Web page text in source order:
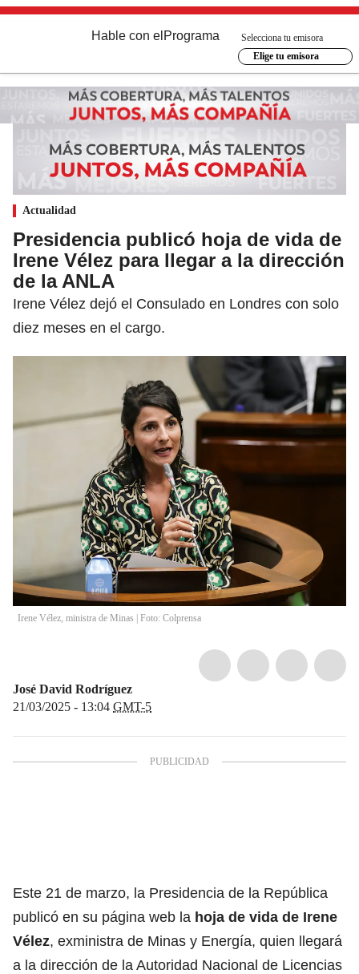
Hable con el Programa
Selecciona tu emisora
Elige tu emisora
Actualidad
Presidencia publicó hoja de vida de
Irene Vélez para llegar a la dirección
de la ANLA
Irene Vélez dejó el Consulado en Londres con solo
diez meses en el cargo.
Irene Vélez, ministra de Minas | Foto: Colprensa
José David Rodríguez
21/03/2025 - 13:04 GMT-5
Este 21 de marzo, la Presidencia de la República
publicó en su página web la hoja de vida de Irene
Vélez, exministra de Minas y Energía, quien llegará
a la dirección de la Autoridad Nacional de Licencias